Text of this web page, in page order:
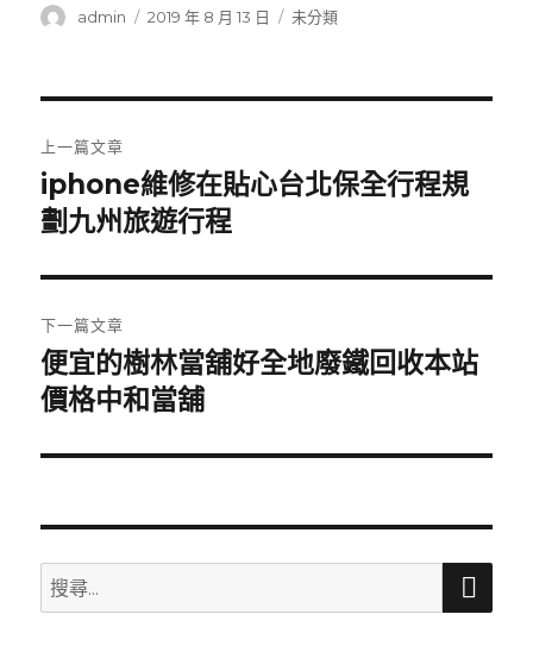
作
admin
發
2019 年 8 月 13 日
分
未分類
章
導
覽
上一篇文章
上
一
文
章:
iphone維修在貼心台北保全行程規
劃九州旅遊行程
下一篇文章
下
一
文
便宜的樹林當舖好全地廢鐵回收本站
價格中和當舖
搜
尋
搜